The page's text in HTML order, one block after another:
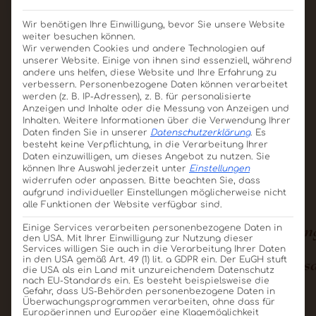
zum Strahlen – jetzt individuelles
Schoko-Giveaway gestalten und
Kunden begeistern!
Schoko-Quadrat
diverse Größen
Produkt ansehen
Für Angebot merken
Planen Sie Ihre individuelle
Schokolade im Detail
Klassische
Schokologo-
Varianten
3D
und
Produkt-
Nachbildung
Pralinensets
und
Kombinationen
und
Wir benötigen Ihre Einwilligung, bevor Sie unsere Website
weiter besuchen können.
Wir verwenden Cookies und andere Technologien auf
unserer Website. Einige von ihnen sind essenziell, während
andere uns helfen, diese Website und Ihre Erfahrung zu
verbessern. Personenbezogene Daten können verarbeitet
werden (z. B. IP-Adressen), z. B. für personalisierte
Anzeigen und Inhalte oder die Messung von Anzeigen und
Inhalten. Weitere Informationen über die Verwendung Ihrer
Daten finden Sie in unserer Datenschutzerklärung. Es
besteht keine Verpflichtung, in die Verarbeitung Ihrer
Daten einzuwilligen, um dieses Angebot zu nutzen. Sie
können Ihre Auswahl jederzeit unter Einstellungen
widerrufen oder anpassen. Bitte beachten Sie, dass
aufgrund individueller Einstellungen möglicherweise nicht
alle Funktionen der Website verfügbar sind.
Einige Services verarbeiten personenbezogene Daten in
den USA. Mit Ihrer Einwilligung zur Nutzung dieser
Services willigen Sie auch in die Verarbeitung Ihrer Daten
in den USA gemäß Art. 49 (1) lit. a GDPR ein. Der EuGH stuft
die USA als ein Land mit unzureichendem Datenschutz
nach EU-Standards ein. Es besteht beispielsweise die
Gefahr, dass US-Behörden personenbezogene Daten in
Überwachungsprogrammen verarbeiten, ohne dass für
Europäerinnen und Europäer eine Klagemöglichkeit